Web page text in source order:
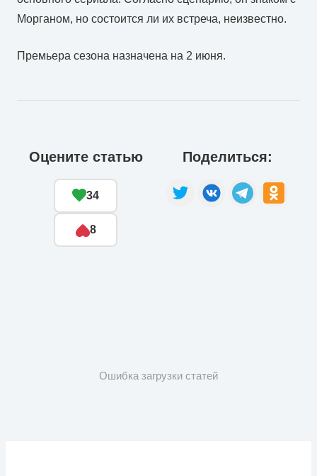
Морганом, но состоится ли их встреча, неизвестно.
Премьера сезона назначена на 2 июня.
Оцените статью
34
8
Поделиться:
Ошибка загрузки статей